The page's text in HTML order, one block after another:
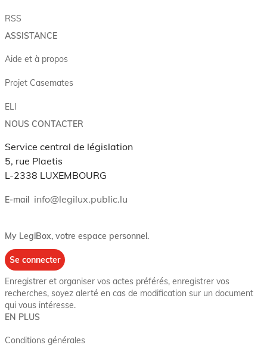
RSS
ASSISTANCE
Aide et à propos
Projet Casemates
ELI
NOUS CONTACTER
Service central de législation
5, rue Plaetis
L-2338 LUXEMBOURG
E-mail info@legilux.public.lu
My LegiBox, votre espace personnel.
Se connecter
Enregistrer et organiser vos actes préférés, enregistrer vos
recherches, soyez alerté en cas de modification sur un document
qui vous intéresse.
EN PLUS
Conditions générales